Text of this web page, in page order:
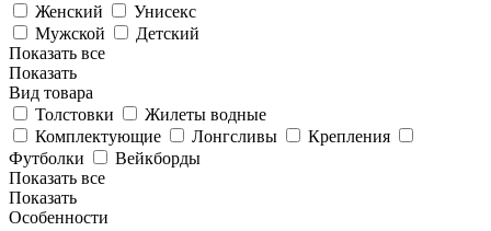
Женский
Унисекс
Мужской
Детский
Показать все
Показать
Вид товара
Толстовки
Жилеты водные
Комплектующие
Лонгсливы
Крепления
Футболки
Вейкборды
Показать все
Показать
Особенности